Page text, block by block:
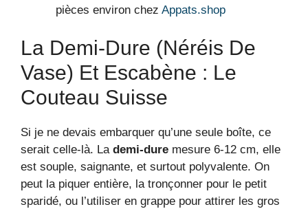
pièces environ chez Appats.shop
La Demi-Dure (Néréis De
Vase) Et Escabène : Le
Couteau Suisse
Si je ne devais embarquer qu’une seule boîte, ce
serait celle-là. La demi-dure mesure 6-12 cm, elle
est souple, saignante, et surtout polyvalente. On
peut la piquer entière, la tronçonner pour le petit
sparidé, ou l’utiliser en grappe pour attirer les gros